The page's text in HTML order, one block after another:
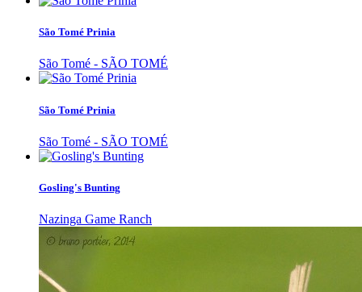
São Tomé Prinia
São Tomé - SÃO TOMÉ
São Tomé Prinia
São Tomé - SÃO TOMÉ
Gosling's Bunting
Nazinga Game Ranch